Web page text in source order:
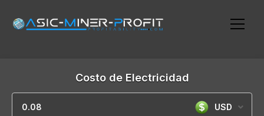
Costo de Electricidad
USD